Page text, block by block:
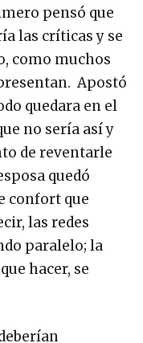
pensó que
las críticas y se
como muchos
Apostó
quedara en el
no sería así y
de reventarle
quedó
confort que
las redes
paralelo; la
hacer, se